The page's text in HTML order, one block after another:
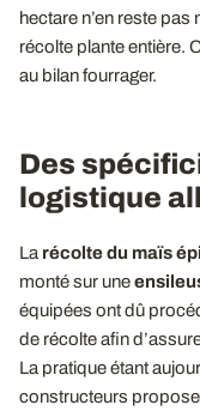
hectare n’en reste pas
récolte plante entière.
au bilan fourrager.
Des
logistique
La récolte du maïs épi
monté sur une
équipées ont dû
de récolte afin
La pratique étant
constructeurs